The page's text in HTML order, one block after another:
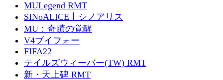
MULegend RMT
SINoALICE丨シノアリス
MU：奇蹟の覚醒
V4ブイフォー
FIFA22
テイルズウィーバー(TW) RMT
新・天上碑 RMT